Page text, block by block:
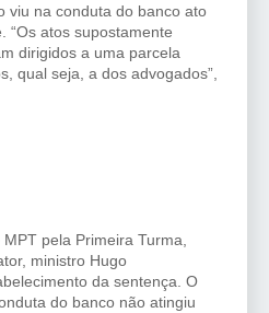
viu na conduta do banco ato
“Os atos supostamente
dirigidos a uma parcela
qual seja, a dos advogados”,
pela Primeira Turma,
ministro Hugo
da sentença. O
do banco não atingiu